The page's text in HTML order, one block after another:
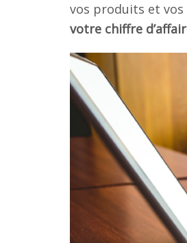
vos produits et vos
votre chiffre